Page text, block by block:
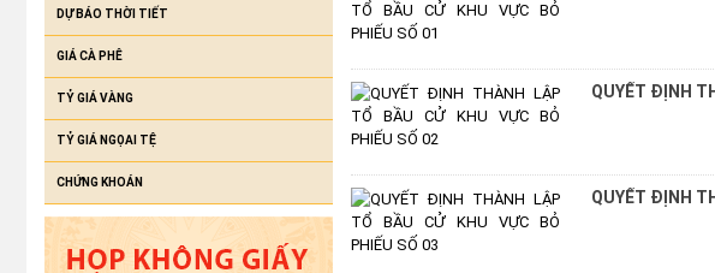
DỰ BÁO THỜI TIẾT
GIÁ CÀ PHÊ
TỶ GIÁ VÀNG
TỶ GIÁ NGỌAI TỆ
CHỨNG KHOÁN
QUYẾT ĐỊNH
QUYẾT ĐỊNH